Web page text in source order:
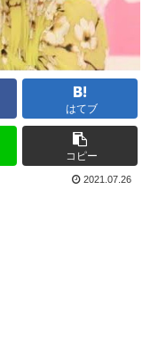
はてブ
コピー
2021.07.26